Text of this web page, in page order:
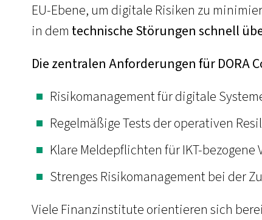
EU-Ebene, um digitale Risiken zu
in dem technische Störungen schnell
Die zentralen Anforderungen für DORA
Risikomanagement für digitale
Regelmäßige Tests der operativen
Klare Meldepflichten für IKT-bezogene
Strenges Risikomanagement bei der
Viele Finanzinstitute orientieren sich